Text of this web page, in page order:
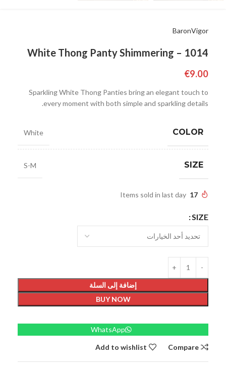
BaronVigor
White Thong Panty Shimmering – 1014
€9.00
Sparkling White Thong Panties bring an elegant touch to
every moment with both simple and sparkling details.
COLOR
White
SIZE
S-M
17
Items sold in last day
SIZE
إضافة إلى السلة
BUY NOW
WhatsApp
Compare
Add to wishlist